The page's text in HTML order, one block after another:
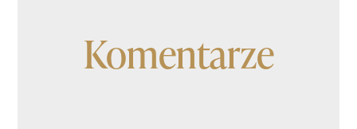
Komentarze